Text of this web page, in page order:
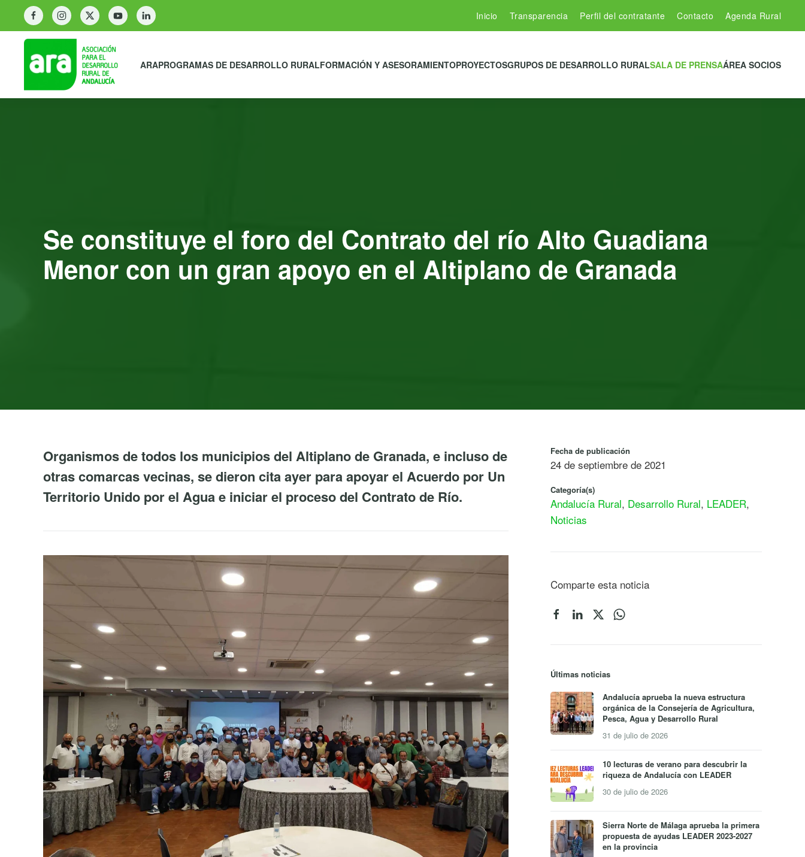
Inicio Transparencia Perfil del contratante Contacto Agenda Rural
ARAPROGRAMAS DE DESARROLLO RURALFORMACIÓN Y ASESORAMIENTOPROYECTOSGRUPOS DE DESARROLLO RURALSALA DE PRENSAÁREA SOCIOS
Se constituye el foro del Contrato del río Alto Guadiana
Menor con un gran apoyo en el Altiplano de Granada
Organismos de todos los municipios del Altiplano de Granada, e incluso de
otras comarcas vecinas, se dieron cita ayer para apoyar el Acuerdo por Un
Territorio Unido por el Agua e iniciar el proceso del Contrato de Río.
Fecha de publicación
24 de septiembre de 2021
Categoría(s)
Andalucía Rural, Desarrollo Rural, LEADER,
Noticias
Comparte esta noticia
Últimas noticias
Andalucía aprueba la nueva estructura
orgánica de la Consejería de Agricultura,
Pesca, Agua y Desarrollo Rural
31 de julio de 2026
10 lecturas de verano para descubrir la
riqueza de Andalucía con LEADER
30 de julio de 2026
Sierra Norte de Málaga aprueba la primera
propuesta de ayudas LEADER 2023-2027
en la provincia